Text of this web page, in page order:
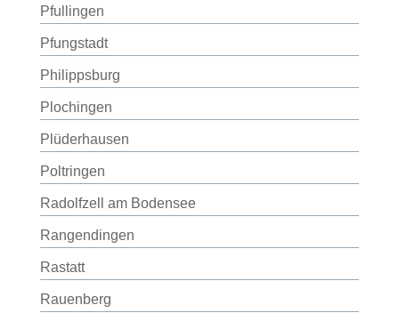
Pfullingen
Pfungstadt
Philippsburg
Plochingen
Plüderhausen
Poltringen
Radolfzell am Bodensee
Rangendingen
Rastatt
Rauenberg